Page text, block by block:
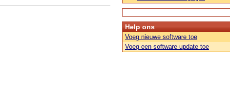
Help ons
Voeg nieuwe software toe
Voeg een software update toe